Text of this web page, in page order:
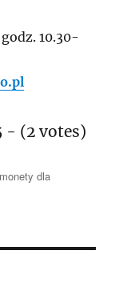
10.30-
- (2 votes)
dla